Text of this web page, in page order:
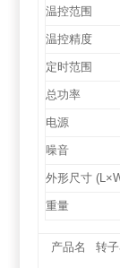
温控范围
温控精度
定时范围
总功率
电源
噪音
外形尺寸
重量
产品名
转